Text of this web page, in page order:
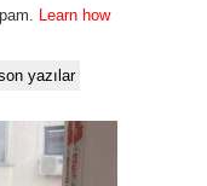
Learn how
yazılar